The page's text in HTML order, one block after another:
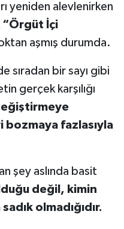
yeniden alevlenirken
“Örgüt İçi
aşmış durumda.
sıradan bir sayı gibi
gerçek karşılığı
fazlasıyla
şey aslında basit
değil, kimin
olmadığıdır.